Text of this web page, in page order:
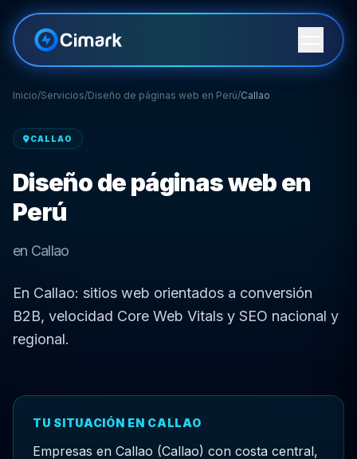
Inicio/Servicios/Diseño de páginas web en Perú/Callao
CALLAO
Diseño de páginas web en
Perú
en Callao
En Callao: sitios web orientados a conversión
B2B, velocidad Core Web Vitals y SEO nacional y
regional.
TU SITUACIÓN EN CALLAO
Empresas en Callao (Callao) con costa central,